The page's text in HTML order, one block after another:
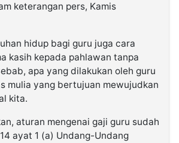
keterangan pers, Kamis
hidup bagi guru juga cara
kasih kepada pahlawan tanpa
apa yang dilakukan oleh guru
mulia yang bertujuan mewujudkan
kita.
aturan mengenai gaji guru sudah
ayat 1 (a) Undang-Undang